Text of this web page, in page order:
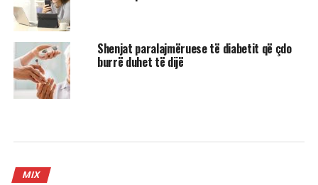
Shenjat paralajmëruese të diabetit që çdo
burrë duhet të dijë
MIX